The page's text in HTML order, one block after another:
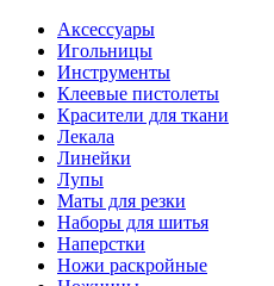
Аксессуары
Игольницы
Инструменты
Клеевые пистолеты
Красители для ткани
Лекала
Линейки
Лупы
Маты для резки
Наборы для шитья
Наперстки
Ножи раскройные